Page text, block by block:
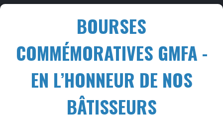
BOURSES
COMMÉMORATIVES GMFA -
EN L’HONNEUR DE NOS
BÂTISSEURS